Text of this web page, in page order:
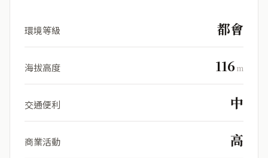
環境等級 都會
海拔高度 116m
交通便利 中
商業活動 高